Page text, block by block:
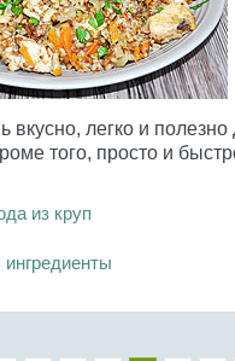
вкусно, легко и полезно
того, просто и
из круп
ингредиенты